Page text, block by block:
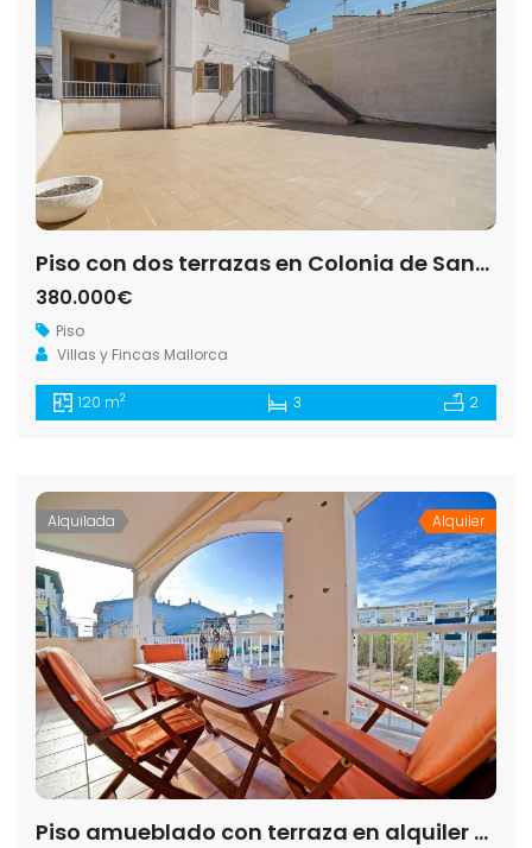
Piso con dos terrazas en Colonia de Sant Jordi, 3 habitaciones
380.000€
Piso
Villas y Fincas Mallorca
120 m2 3 2
Alquilada Alquiler
Piso amueblado con terraza en alquiler en Colonia de Sant Jordi